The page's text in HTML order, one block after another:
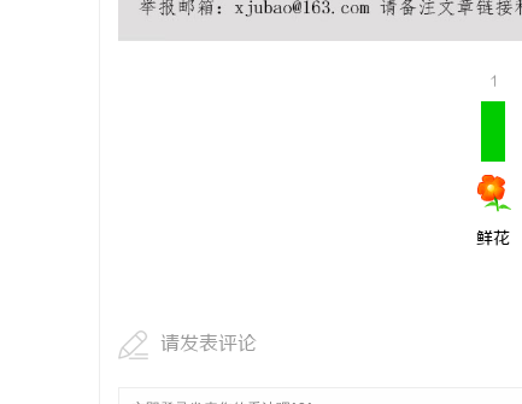
1
鲜花
请发表评论